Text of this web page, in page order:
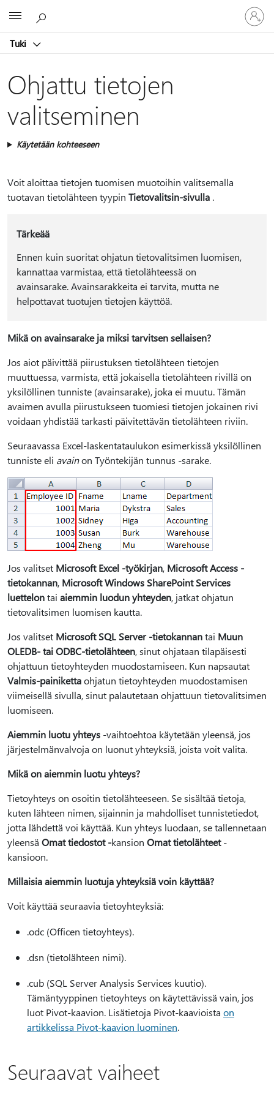
Tuki
Kirjaudu
sisään
tilille
Ohjattu tietojen
valitseminen
Käytetään kohteeseen
Voit aloittaa tietojen tuomisen muotoihin valitsemalla
tuotavan tietolähteen tyypin Tietovalitsin-sivulla .
Tärkeää
Ennen kuin suoritat ohjatun tietovalitsimen luomisen,
kannattaa varmistaa, että tietolähteessä on
avainsarake. Avainsarakkeita ei tarvita, mutta ne
helpottavat tuotujen tietojen käyttöä.
Mikä on avainsarake ja miksi tarvitsen sellaisen?
Jos aiot päivittää piirustuksen tietolähteen tietojen
muuttuessa, varmista, että jokaisella tietolähteen rivillä on
yksilöllinen tunniste (avainsarake), joka ei muutu. Tämän
avaimen avulla piirustukseen tuomiesi tietojen jokainen rivi
voidaan yhdistää tarkasti päivitettävän tietolähteen riviin.
Seuraavassa Excel-laskentataulukon esimerkissä yksilöllinen
tunniste eli avainon Työntekijän tunnus -sarake.
Jos valitset Microsoft Excel -työkirjan, Microsoft Access -
tietokannan, Microsoft Windows SharePoint Services
luettelontai aiemmin luodun yhteyden, jatkat ohjatun
tietovalitsimen luomisen kautta.
Jos valitset Microsoft SQL Server -tietokannantai Muun
OLEDB- tai ODBC-tietolähteen, sinut ohjataan tilapäisesti
ohjattuun tietoyhteyden muodostamiseen. Kun napsautat
Valmis-painikettaohjatun tietoyhteyden muodostamisen
viimeisellä sivulla, sinut palautetaan ohjattuun tietovalitsimen
luomiseen.
Aiemmin luotu yhteys -vaihtoehtoa käytetään yleensä, jos
järjestelmänvalvoja on luonut yhteyksiä, joista voit valita.
Mikä on aiemmin luotu yhteys?
Tietoyhteys on osoitin tietolähteeseen. Se sisältää tietoja,
kuten lähteen nimen, sijainnin ja mahdolliset tunnistetiedot,
jotta lähdettä voi käyttää. Kun yhteys luodaan, se tallennetaan
yleensä Omat tiedostot -kansion Omat tietolähteet-
kansioon.
Millaisia aiemmin luotuja yhteyksiä voin käyttää?
Voit käyttää seuraavia tietoyhteyksiä:
.odc (Officen tietoyhteys).
.dsn (tietolähteen nimi).
.cub (SQL Server Analysis Services kuutio).
Tämäntyyppinen tietoyhteys on käytettävissä vain, jos
luot Pivot-kaavion. Lisätietoja Pivot-kaavioista on
artikkelissa Pivot-kaavion luominen.
Seuraavat vaiheet